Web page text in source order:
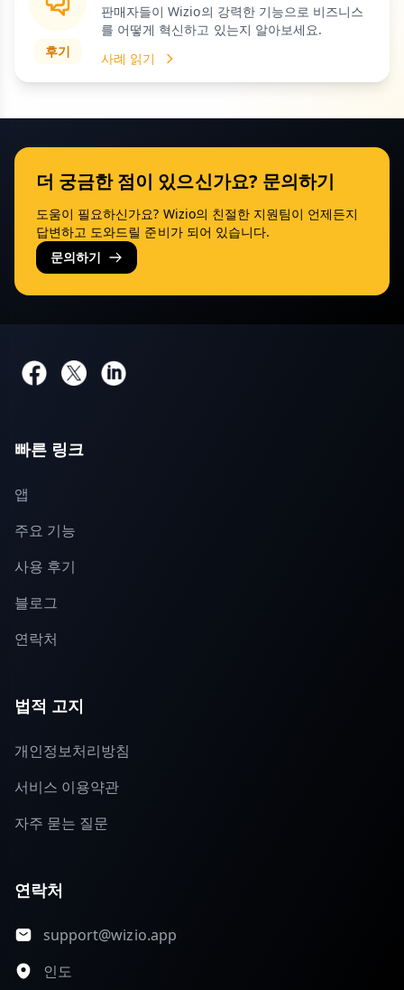
후기
판매자들이 Wizio의 강력한 기능으로 비즈니스
를 어떻게 혁신하고 있는지 알아보세요.
사례 읽기
더 궁금한 점이 있으신가요? 문의하기
도움이 필요하신가요? Wizio의 친절한 지원팀이 언제든지
답변하고 도와드릴 준비가 되어 있습니다.
문의하기
빠른 링크
앱
주요 기능
사용 후기
블로그
연락처
법적 고지
개인정보처리방침
서비스 이용약관
자주 묻는 질문
연락처
support@wizio.app
인도